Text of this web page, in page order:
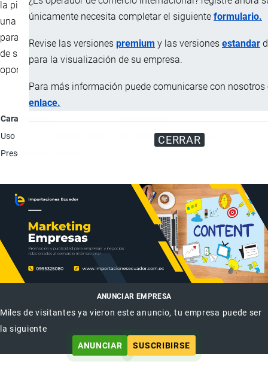
únicamente necesita completar el siguiente formulario.
Revise las versiones premium y las versiones estandar
para la visualización de su empresa.
Para más información puede comunicarse con nosotros
enlace.
CERRAR
la pila para tirar, cada jugador a su turno debe hacer coincidir
una de las cartas de su mano con la carta de arriba de la pila
para tirar, el objetivo del juego es ser el primero en deshacerse
de sus cartas y acumula puntos por las cartas que sus
oponentes no pudieron descartar.
Característica
Uso
Entretenimiento para niños mayores de 7 años.
Presentación
ANUNCIAR EMPRESA
Miles de visitantes ya vieron este anuncio, tu empresa puede ser
la siguiente
ANUNCIAR
SUSCRIBIRSE